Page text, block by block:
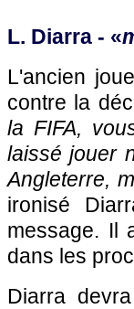
L. Diarra - «
L'ancien
contre la
la FIFA,
laissé jouer
Angleterre,
ironisé
message. Il
dans les
Diarra